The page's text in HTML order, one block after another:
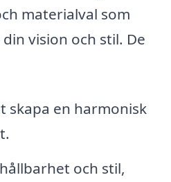
materialval som
vision och stil. De
skapa en harmonisk
och stil,